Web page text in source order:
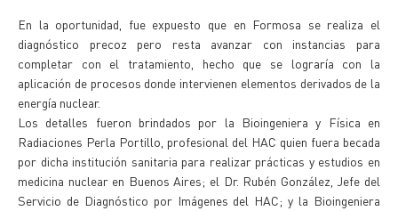
En la oportunidad, fue expuesto que en Formosa se realiza el
diagnóstico precoz pero resta avanzar con instancias para
completar con el tratamiento, hecho que se lograría con la
aplicación de procesos donde intervienen elementos derivados de la
energía nuclear.
Los detalles fueron brindados por la Bioingeniera y Física en
Radiaciones Perla Portillo, profesional del HAC quien fuera becada
por dicha institución sanitaria para realizar prácticas y estudios en
medicina nuclear en Buenos Aires; el Dr. Rubén González, Jefe del
Servicio de Diagnóstico por Imágenes del HAC; y la Bioingeniera